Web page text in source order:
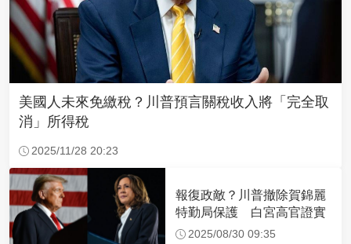
美國人未來免繳稅？川普預言關稅收入將「完全取
消」所得稅
2025/11/28 20:23
報復政敵？川普撤除賀錦麗
特勤局保護 白宮高官證實
2025/08/30 09:35